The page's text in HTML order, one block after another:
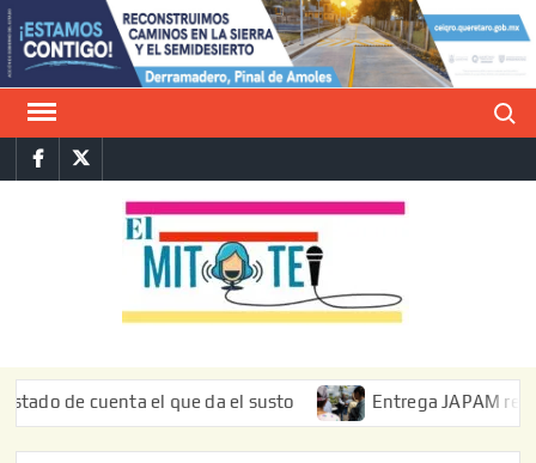
Saltar
al
contenido
FacebookTwitter
cuenta el que da el susto Entrega JAPAM